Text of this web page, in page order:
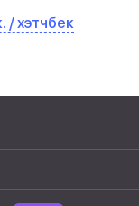
/ хэтчбек